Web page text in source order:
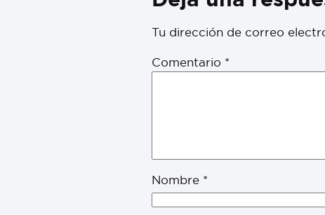
Tu dirección de correo
Comentario *
Nombre *